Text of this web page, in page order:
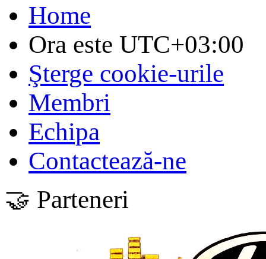
Home
Ora este UTC+03:00
Şterge cookie-urile
Membri
Echipa
Contactează-ne
🤝 Parteneri